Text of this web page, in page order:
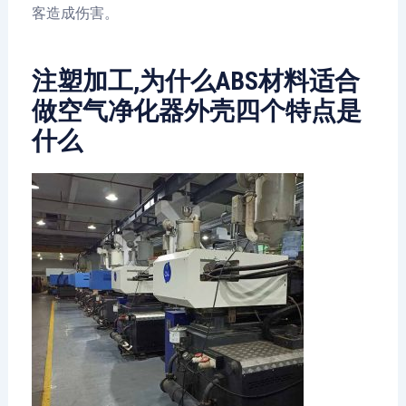
客造成伤害。
注塑加工,为什么ABS材料适合
做空气净化器外壳四个特点是
什么